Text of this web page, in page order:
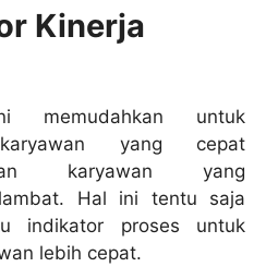
Kinerja
memudahkan untuk
karyawan yang cepat
karyawan yang
lambat. Hal ini tentu saja
indikator proses untuk
lebih cepat.